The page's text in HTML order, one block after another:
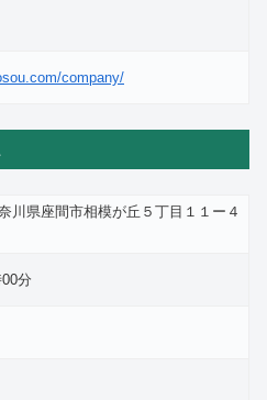
company/
川県座間市相模が丘５丁目１１ー４
分